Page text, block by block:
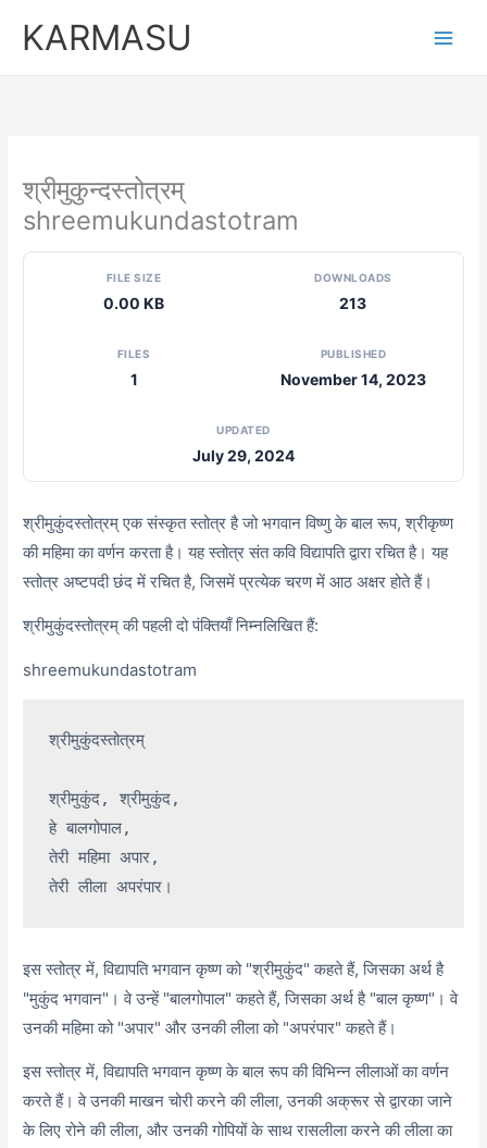
KARMASU
श्रीमुकुन्दस्तोत्रम्
shreemukundastotram
FILE SIZE
0.00 KB
DOWNLOADS
213
FILES
1
PUBLISHED
November 14, 2023
UPDATED
July 29, 2024
श्रीमुकुंदस्तोत्रम् एक संस्कृत स्तोत्र है जो भगवान विष्णु के बाल रूप, श्रीकृष्ण
की महिमा का वर्णन करता है। यह स्तोत्र संत कवि विद्यापति द्वारा रचित है। यह
स्तोत्र अष्टपदी छंद में रचित है, जिसमें प्रत्येक चरण में आठ अक्षर होते हैं।
श्रीमुकुंदस्तोत्रम् की पहली दो पंक्तियाँ निम्नलिखित हैं:
shreemukundastotram
श्रीमुकुंदस्तोत्रम्
श्रीमुकुंद, श्रीमुकुंद,
हे बालगोपाल,
तेरी महिमा अपार,
इस स्तोत्र में, विद्यापति भगवान कृष्ण को "श्रीमुकुंद" कहते हैं, जिसका अर्थ है
"मुकुंद भगवान"। वे उन्हें "बालगोपाल" कहते हैं, जिसका अर्थ है "बाल कृष्ण"। वे
उनकी महिमा को "अपार" और उनकी लीला को "अपरंपार" कहते हैं।
इस स्तोत्र में, विद्यापति भगवान कृष्ण के बाल रूप की विभिन्न लीलाओं का वर्णन
करते हैं। वे उनकी माखन चोरी करने की लीला, उनकी अक्रूर से द्वारका जाने
के लिए रोने की लीला, और उनकी गोपियों के साथ रासलीला करने की लीला का